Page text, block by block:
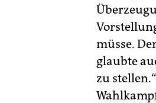
müsse.
glaubte
zu